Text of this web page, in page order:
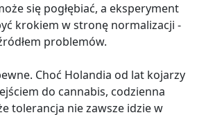
się pogłębiać, a eksperyment
krokiem w stronę normalizacji -
problemów.
Choć Holandia od lat kojarzy
do cannabis, codzienna
tolerancja nie zawsze idzie w